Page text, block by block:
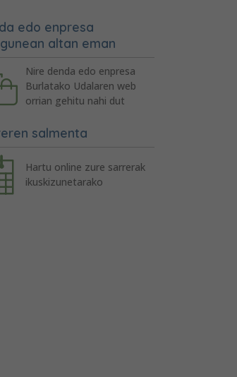
edo enpresa
altan eman
Nire denda edo enpresa
Burlatako Udalaren web
orrian gehitu nahi dut
salmenta
Hartu online zure sarrerak
ikuskizunetarako